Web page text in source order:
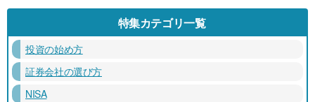
特集カテゴリ一覧
投資の始め方
証券会社の選び方
NISA